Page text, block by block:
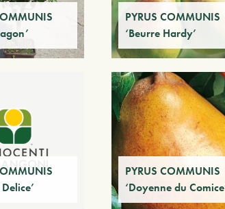
PYRUS COMMUNIS
‘Beurre Hardy’
PYRUS COMMUNIS
‘Doyenne du